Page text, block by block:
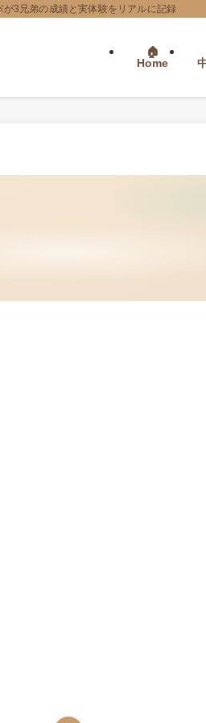
3兄弟の成績と実体験をリアルに記録
Home